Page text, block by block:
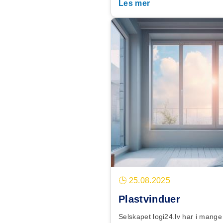
Les mer
🕒 25.08.2025
Plastvinduer
Selskapet logi24.lv har i